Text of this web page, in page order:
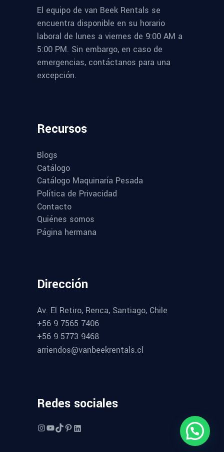
El equipo de van Beek Rentals se
encuentra disponible en su horario
laboral de lunes a viernes de 9:00 AM a
5:00 PM. Sin embargo, en caso de
emergencias, contáctanos para una
excepción.
Recursos
Blogs
Catálogo
Catálogo Maquinaría Pesada
Política de Privacidad
Contacto
Quiénes somos
Página hermana
Dirección
Av. El Retiro, Renca, Santiago, Chile
+56 9 7565 7406
+56 9 5773 9468
arriendos@vanbeekrentals.cl
Redes sociales
Instagram
YouTube
TikTok
Pinterest
LinkedIn